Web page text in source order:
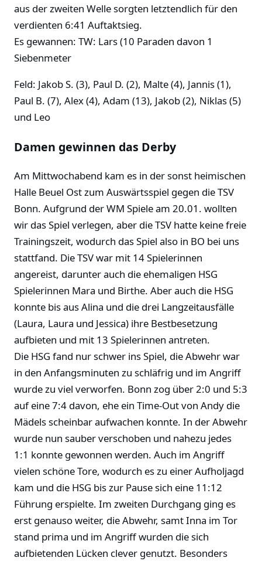
aus der zweiten Welle sorgten letztendlich für den
verdienten 6:41 Auftaktsieg.
Es gewannen: TW: Lars (10 Paraden davon 1
Siebenmeter
Feld: Jakob S. (3), Paul D. (2), Malte (4), Jannis (1),
Paul B. (7), Alex (4), Adam (13), Jakob (2), Niklas (5)
und Leo
Damen gewinnen das Derby
Am Mittwochabend kam es in der sonst heimischen
Halle Beuel Ost zum Auswärtsspiel gegen die TSV
Bonn. Aufgrund der WM Spiele am 20.01. wollten
wir das Spiel verlegen, aber die TSV hatte keine freie
Trainingszeit, wodurch das Spiel also in BO bei uns
stattfand. Die TSV war mit 14 Spielerinnen
angereist, darunter auch die ehemaligen HSG
Spielerinnen Mara und Birthe. Aber auch die HSG
konnte bis aus Alina und die drei Langzeitausfälle
(Laura, Laura und Jessica) ihre Bestbesetzung
aufbieten und mit 13 Spielerinnen antreten.
Die HSG fand nur schwer ins Spiel, die Abwehr war
in den Anfangsminuten zu schläfrig und im Angriff
wurde zu viel verworfen. Bonn zog über 2:0 und 5:3
auf eine 7:4 davon, ehe ein Time-Out von Andy die
Mädels scheinbar aufwachen konnte. In der Abwehr
wurde nun sauber verschoben und nahezu jedes
1:1 konnte gewonnen werden. Auch im Angriff
vielen schöne Tore, wodurch es zu einer Aufholjagd
kam und die HSG bis zur Pause sich eine 11:12
Führung erspielte. Im zweiten Durchgang ging es
erst genauso weiter, die Abwehr, samt Inna im Tor
stand prima und im Angriff wurden die sich
aufbietenden Lücken clever genutzt. Besonders